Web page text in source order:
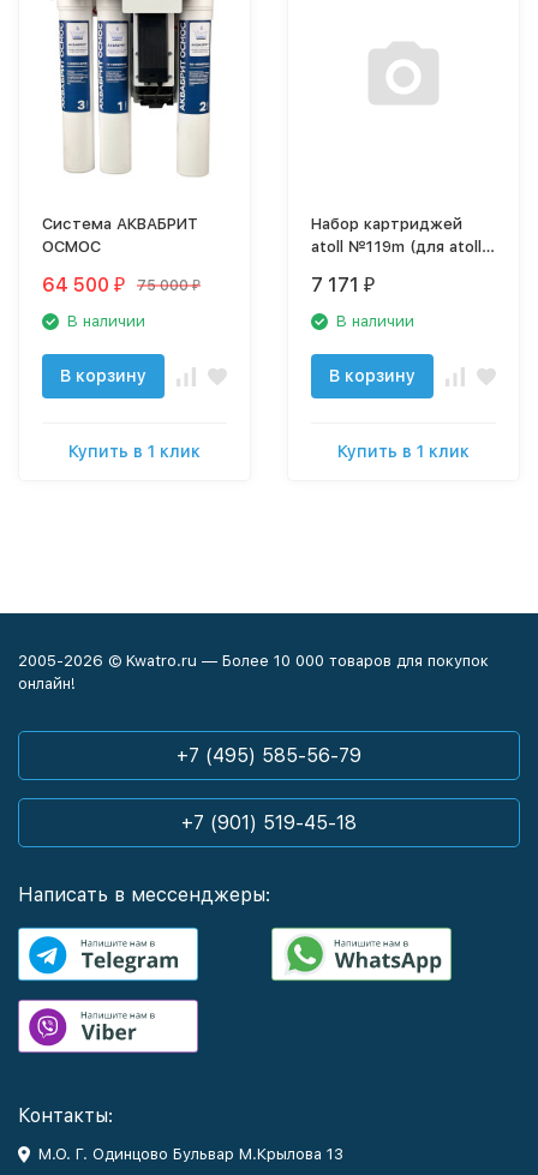
Система АКВАБРИТ
ОСМОС
64 500 ₽ 75 000 ₽
В наличии
В корзину
Купить в 1 клик
Набор картриджей
atoll №119m (для atoll
7 171 ₽
В наличии
В корзину
Купить в 1 клик
2005-2026 © Kwatro.ru — Более 10 000 товаров для покупок
онлайн!
+7 (495) 585-56-79
+7 (901) 519-45-18
Написать в мессенджеры:
Контакты:
М.О. Г. Одинцово Бульвар М.Крылова 13